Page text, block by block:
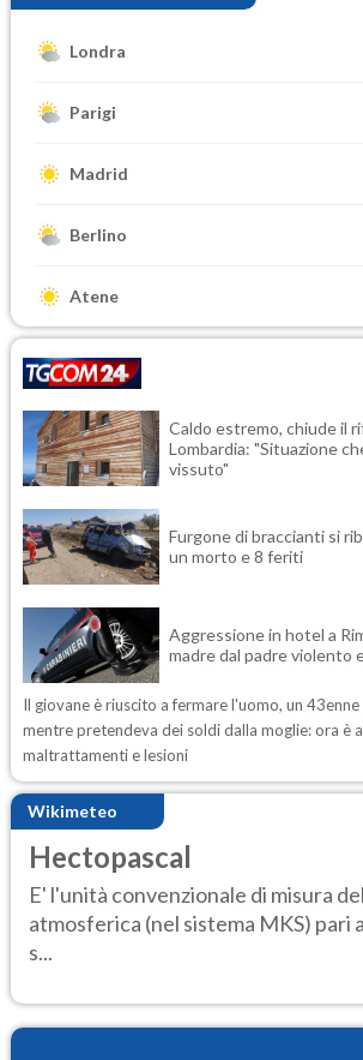
Londra
Parigi
Madrid
Berlino
Atene
Caldo estremo, chiude il
Lombardia: "Situazione
vissuto"
Furgone di braccianti si
un morto e 8 feriti
Aggressione in hotel a
madre dal padre violento
Il giovane è riuscito a fermare l'uomo, un
mentre pretendeva dei soldi dalla moglie: ora è
maltrattamenti e lesioni
Wikimeteo
Hectopascal
E' l'unità convenzionale di misura
atmosferica (nel sistema MKS) pari
s...